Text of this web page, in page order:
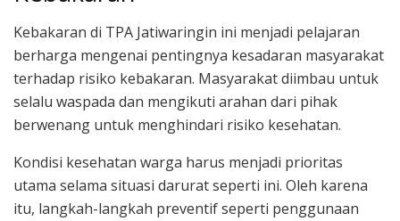
Kebakaran di TPA Jatiwaringin ini menjadi pelajaran
berharga mengenai pentingnya kesadaran masyarakat
terhadap risiko kebakaran. Masyarakat diimbau untuk
selalu waspada dan mengikuti arahan dari pihak
berwenang untuk menghindari risiko kesehatan.
Kondisi kesehatan warga harus menjadi prioritas
utama selama situasi darurat seperti ini. Oleh karena
itu, langkah-langkah preventif seperti penggunaan